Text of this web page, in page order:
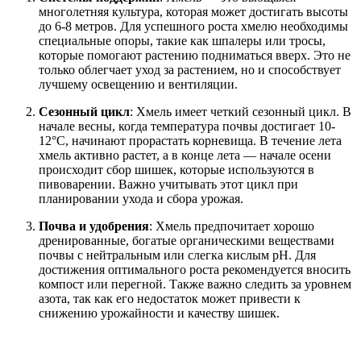
многолетняя культура, которая может достигать высоты
до 6-8 метров. Для успешного роста хмелю необходимы
специальные опоры, такие как шпалеры или тросы,
которые помогают растению подниматься вверх. Это не
только облегчает уход за растением, но и способствует
лучшему освещению и вентиляции.
Сезонный цикл: Хмель имеет четкий сезонный цикл. В
начале весны, когда температура почвы достигает 10-
12°C, начинают прорастать корневища. В течение лета
хмель активно растет, а в конце лета — начале осени
происходит сбор шишек, которые используются в
пивоварении. Важно учитывать этот цикл при
планировании ухода и сбора урожая.
Почва и удобрения: Хмель предпочитает хорошо
дренированные, богатые органическими веществами
почвы с нейтральным или слегка кислым pH. Для
достижения оптимального роста рекомендуется вносить
компост или перегной. Также важно следить за уровнем
азота, так как его недостаток может привести к
снижению урожайности и качеству шишек.